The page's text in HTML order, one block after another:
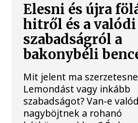
Elesni és újra
hitről és a valódi
szabadságról a
bakonybéli
Mit jelent ma
Lemondást vagy inkább
szabadságot? Van-e
nagyböjtnek a rohanó